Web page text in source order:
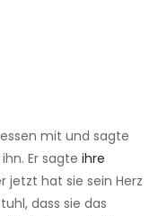
mit und sagte
Er sagte ihre
jetzt hat sie sein Herz
dass sie das